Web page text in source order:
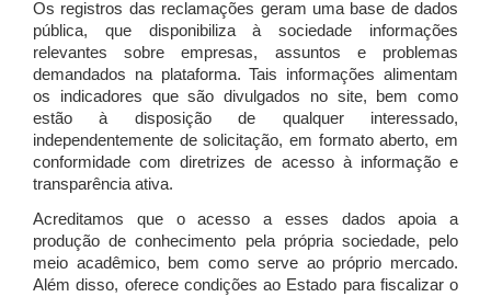
Os registros das reclamações geram uma base de dados
pública, que disponibiliza à sociedade informações
relevantes sobre empresas, assuntos e problemas
demandados na plataforma. Tais informações alimentam
os indicadores que são divulgados no site, bem como
estão à disposição de qualquer interessado,
independentemente de solicitação, em formato aberto, em
conformidade com diretrizes de acesso à informação e
transparência ativa.
Acreditamos que o acesso a esses dados apoia a
produção de conhecimento pela própria sociedade, pelo
meio acadêmico, bem como serve ao próprio mercado.
Além disso, oferece condições ao Estado para fiscalizar o